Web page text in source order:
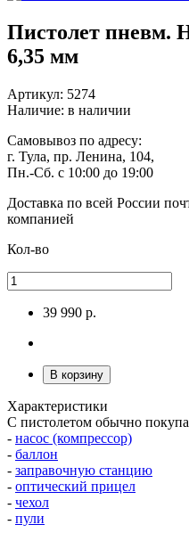
Пистолет пневм.
6,35 мм
Артикул: 5274
Наличие: в наличии
Самовывоз по адресу:
г. Тула, пр. Ленина, 104,
Пн.-Сб. с 10:00 до 19:00
Доставка по всей России
компанией
Кол-во
39 990 р.
В корзину
Характеристики
С пистолетом обычно
- насос (компрессор)
- баллон
- заправочную станцию
- оптический прицел
- чехол
- пули